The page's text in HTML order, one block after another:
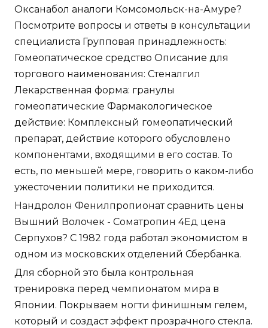
Оксанабол аналоги Комсомольск-на-Амуре?
Посмотрите вопросы и ответы в консультации
специалиста Групповая принадлежность:
Гомеопатическое средство Описание для
торгового наименования: Стеналгил
Лекарственная форма: гранулы
гомеопатические Фармакологическое
действие: Комплексный гомеопатический
препарат, действие которого обусловлено
компонентами, входящими в его состав. То
есть, по меньшей мере, говорить о каком-либо
ужесточении политики не приходится.
Нандролон Фенилпропионат сравнить цены
Вышний Волочек - Cоматропин 4Ед цена
Серпухов? С 1982 года работал экономистом в
одном из московских отделений Сбербанка.
Для сборной это была контрольная
тренировка перед чемпионатом мира в
Японии. Покрываем ногти финишным гелем,
который и создаст эффект прозрачного стекла.